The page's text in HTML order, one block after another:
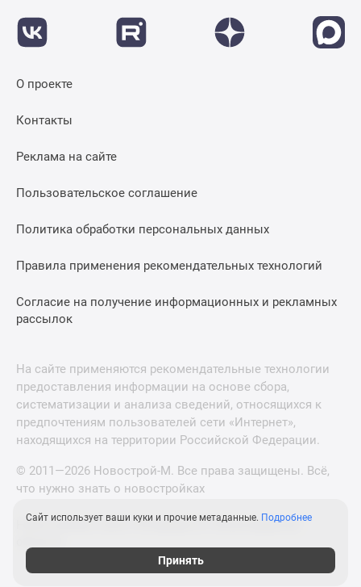
О проекте
Контакты
Реклама на сайте
Пользовательское соглашение
Политика обработки персональных данных
Правила применения рекомендательных технологий
Согласие на получение информационных и рекламных
рассылок
На сайте применяются рекомендательные технологии
предоставления информации на основе сбора,
систематизации и анализа сведений, относящихся к
предпочтениям пользователей сети «Интернет»,
находящихся на территории Российской Федерации.
© 2011—2026 Новострой-М. Все права защищены. Всё,
что нужно знать о новостройках
Новостройки Санкт-Петербурга и Ленинградской
Сайт использует ваши куки и прочие метаданные. Подробнее
Принять